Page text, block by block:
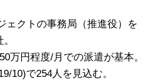
ェクトの事務局（推進役）を
万円程度/月での派遣が基本。
10)で254人を見込む。